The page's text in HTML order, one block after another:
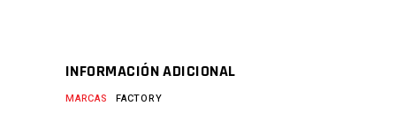
INFORMACIÓN ADICIONAL
MARCAS FACTORY